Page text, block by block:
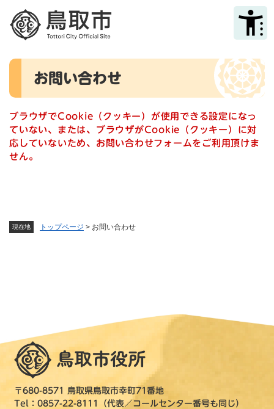
メニューを飛ばして本文へ
現在地 トップページ > お問い合わせ
本
お問い合わせ
ブラウザでCookie（クッキー）が使用できる設定になっ
ていない、または、ブラウザがCookie（クッキー）に対
応していないため、お問い合わせフォームをご利用頂けま
せん。
〒680-8571 鳥取県鳥取市幸町71番地
Tel：0857-22-8111（代表／コールセンター番号も同じ）